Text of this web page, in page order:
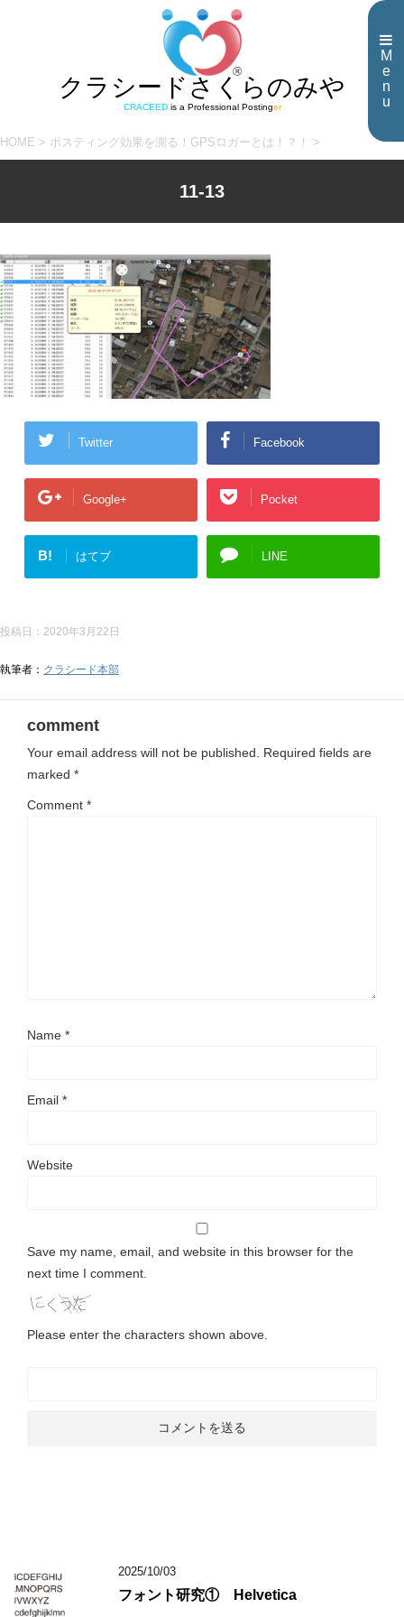
M
e
n
u
クラシードさくらのみや
CRACEEDis a Professional Postinger
HOME > ポスティング効果を測る！GPSロガーとは！？！ >
11-13
Twitter Facebook
Google+ Pocket
B! はてブ LINE
投稿日： 2020年3月22日
執筆者： クラシード本部
comment
Your email address will not be published.
Required fields are
marked *
Comment *
Name *
Email *
Website
Save my name, email, and website in this browser for the
next time I comment.
Please enter the characters shown above.
2025/10/03
フォント研究① Helvetica